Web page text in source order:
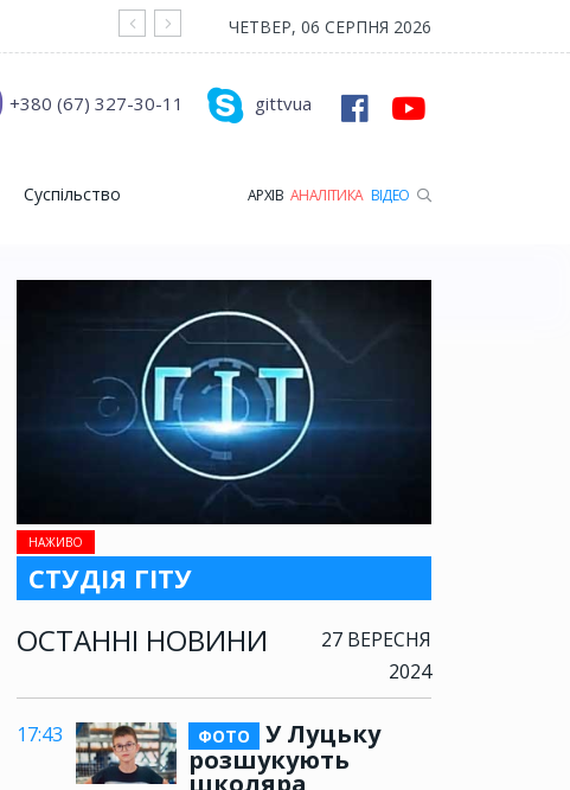
На війні загинув Герой з Рожищенської
ЧЕТВЕР, 06 СЕРПНЯ 2026
gittvua
+380 (67) 327-30-11
Суспільство АРХІВ АНАЛІТИКА ВІДЕО
НАЖИВО
СТУДІЯ ГІТУ
ОСТАННІ НОВИНИ
27 ВЕРЕСНЯ
2024
17:43 ФОТО
У Луцьку
розшукують
школяра